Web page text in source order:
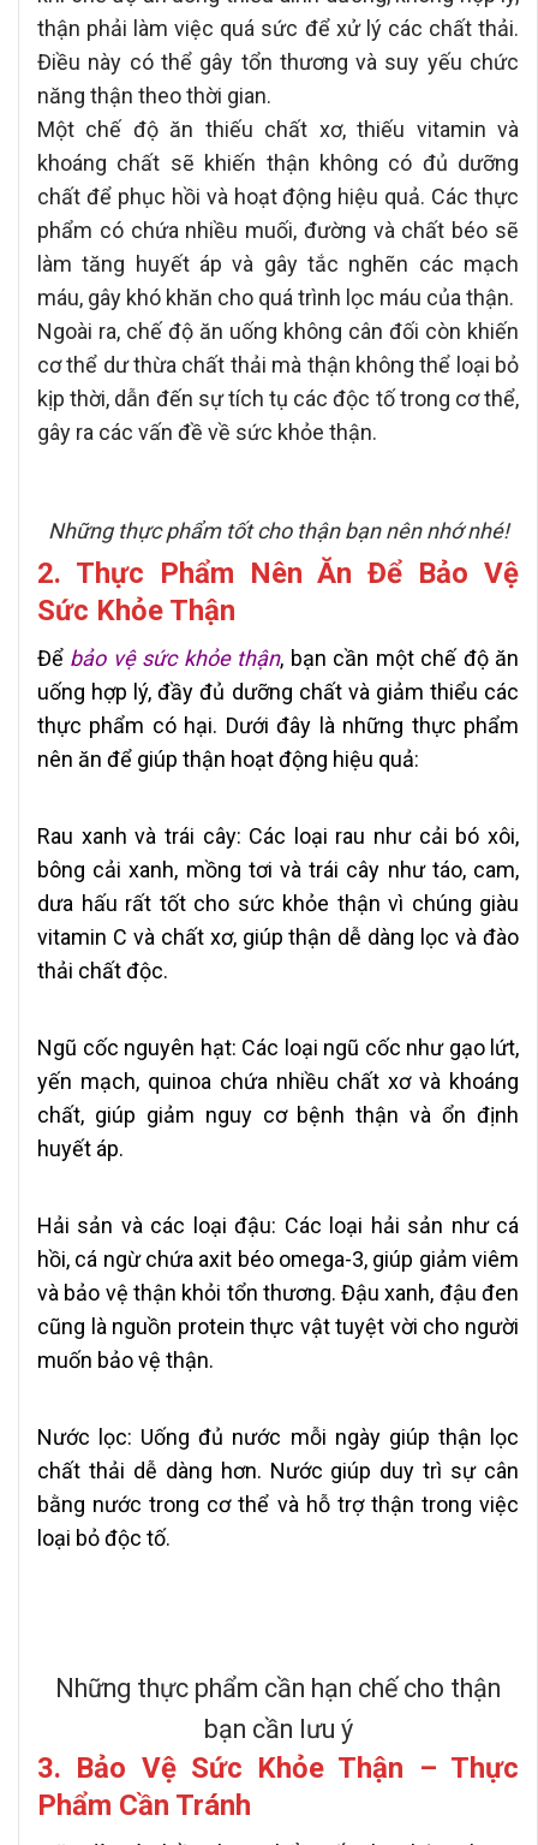
thận phải làm việc quá sức để xử lý các chất thải.
Điều này có thể gây tổn thương và suy yếu chức
năng thận theo thời gian.
Một chế độ ăn thiếu chất xơ, thiếu vitamin và
khoáng chất sẽ khiến thận không có đủ dưỡng
chất để phục hồi và hoạt động hiệu quả. Các thực
phẩm có chứa nhiều muối, đường và chất béo sẽ
làm tăng huyết áp và gây tắc nghẽn các mạch
máu, gây khó khăn cho quá trình lọc máu của thận.
Ngoài ra, chế độ ăn uống không cân đối còn khiến
cơ thể dư thừa chất thải mà thận không thể loại bỏ
kịp thời, dẫn đến sự tích tụ các độc tố trong cơ thể,
gây ra các vấn đề về sức khỏe thận.
Những thực phẩm tốt cho thận bạn nên nhớ nhé!
2. Thực Phẩm Nên Ăn Để Bảo Vệ
Sức Khỏe Thận
Để bảo vệ sức khỏe thận, bạn cần một chế độ ăn
uống hợp lý, đầy đủ dưỡng chất và giảm thiểu các
thực phẩm có hại. Dưới đây là những thực phẩm
nên ăn để giúp thận hoạt động hiệu quả:
Rau xanh và trái cây: Các loại rau như cải bó xôi,
bông cải xanh, mồng tơi và trái cây như táo, cam,
dưa hấu rất tốt cho sức khỏe thận vì chúng giàu
vitamin C và chất xơ, giúp thận dễ dàng lọc và đào
thải chất độc.
Ngũ cốc nguyên hạt: Các loại ngũ cốc như gạo lứt,
yến mạch, quinoa chứa nhiều chất xơ và khoáng
chất, giúp giảm nguy cơ bệnh thận và ổn định
huyết áp.
Hải sản và các loại đậu: Các loại hải sản như cá
hồi, cá ngừ chứa axit béo omega-3, giúp giảm viêm
và bảo vệ thận khỏi tổn thương. Đậu xanh, đậu đen
cũng là nguồn protein thực vật tuyệt vời cho người
muốn bảo vệ thận.
Nước lọc: Uống đủ nước mỗi ngày giúp thận lọc
chất thải dễ dàng hơn. Nước giúp duy trì sự cân
bằng nước trong cơ thể và hỗ trợ thận trong việc
loại bỏ độc tố.
Những thực phẩm cần hạn chế cho thận
bạn cần lưu ý
3. Bảo Vệ Sức Khỏe Thận – Thực
Phẩm Cần Tránh